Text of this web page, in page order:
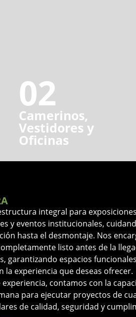
02
Camerinos,
Vestidores y
Oficinas
integral para
y eventos institucionales,
hasta el desmontaje. Nos
listo antes de la
garantizando espacios
la experiencia que deseas ofrecer.
experiencia, contamos con la
para ejecutar proyectos de
de calidad, seguridad y